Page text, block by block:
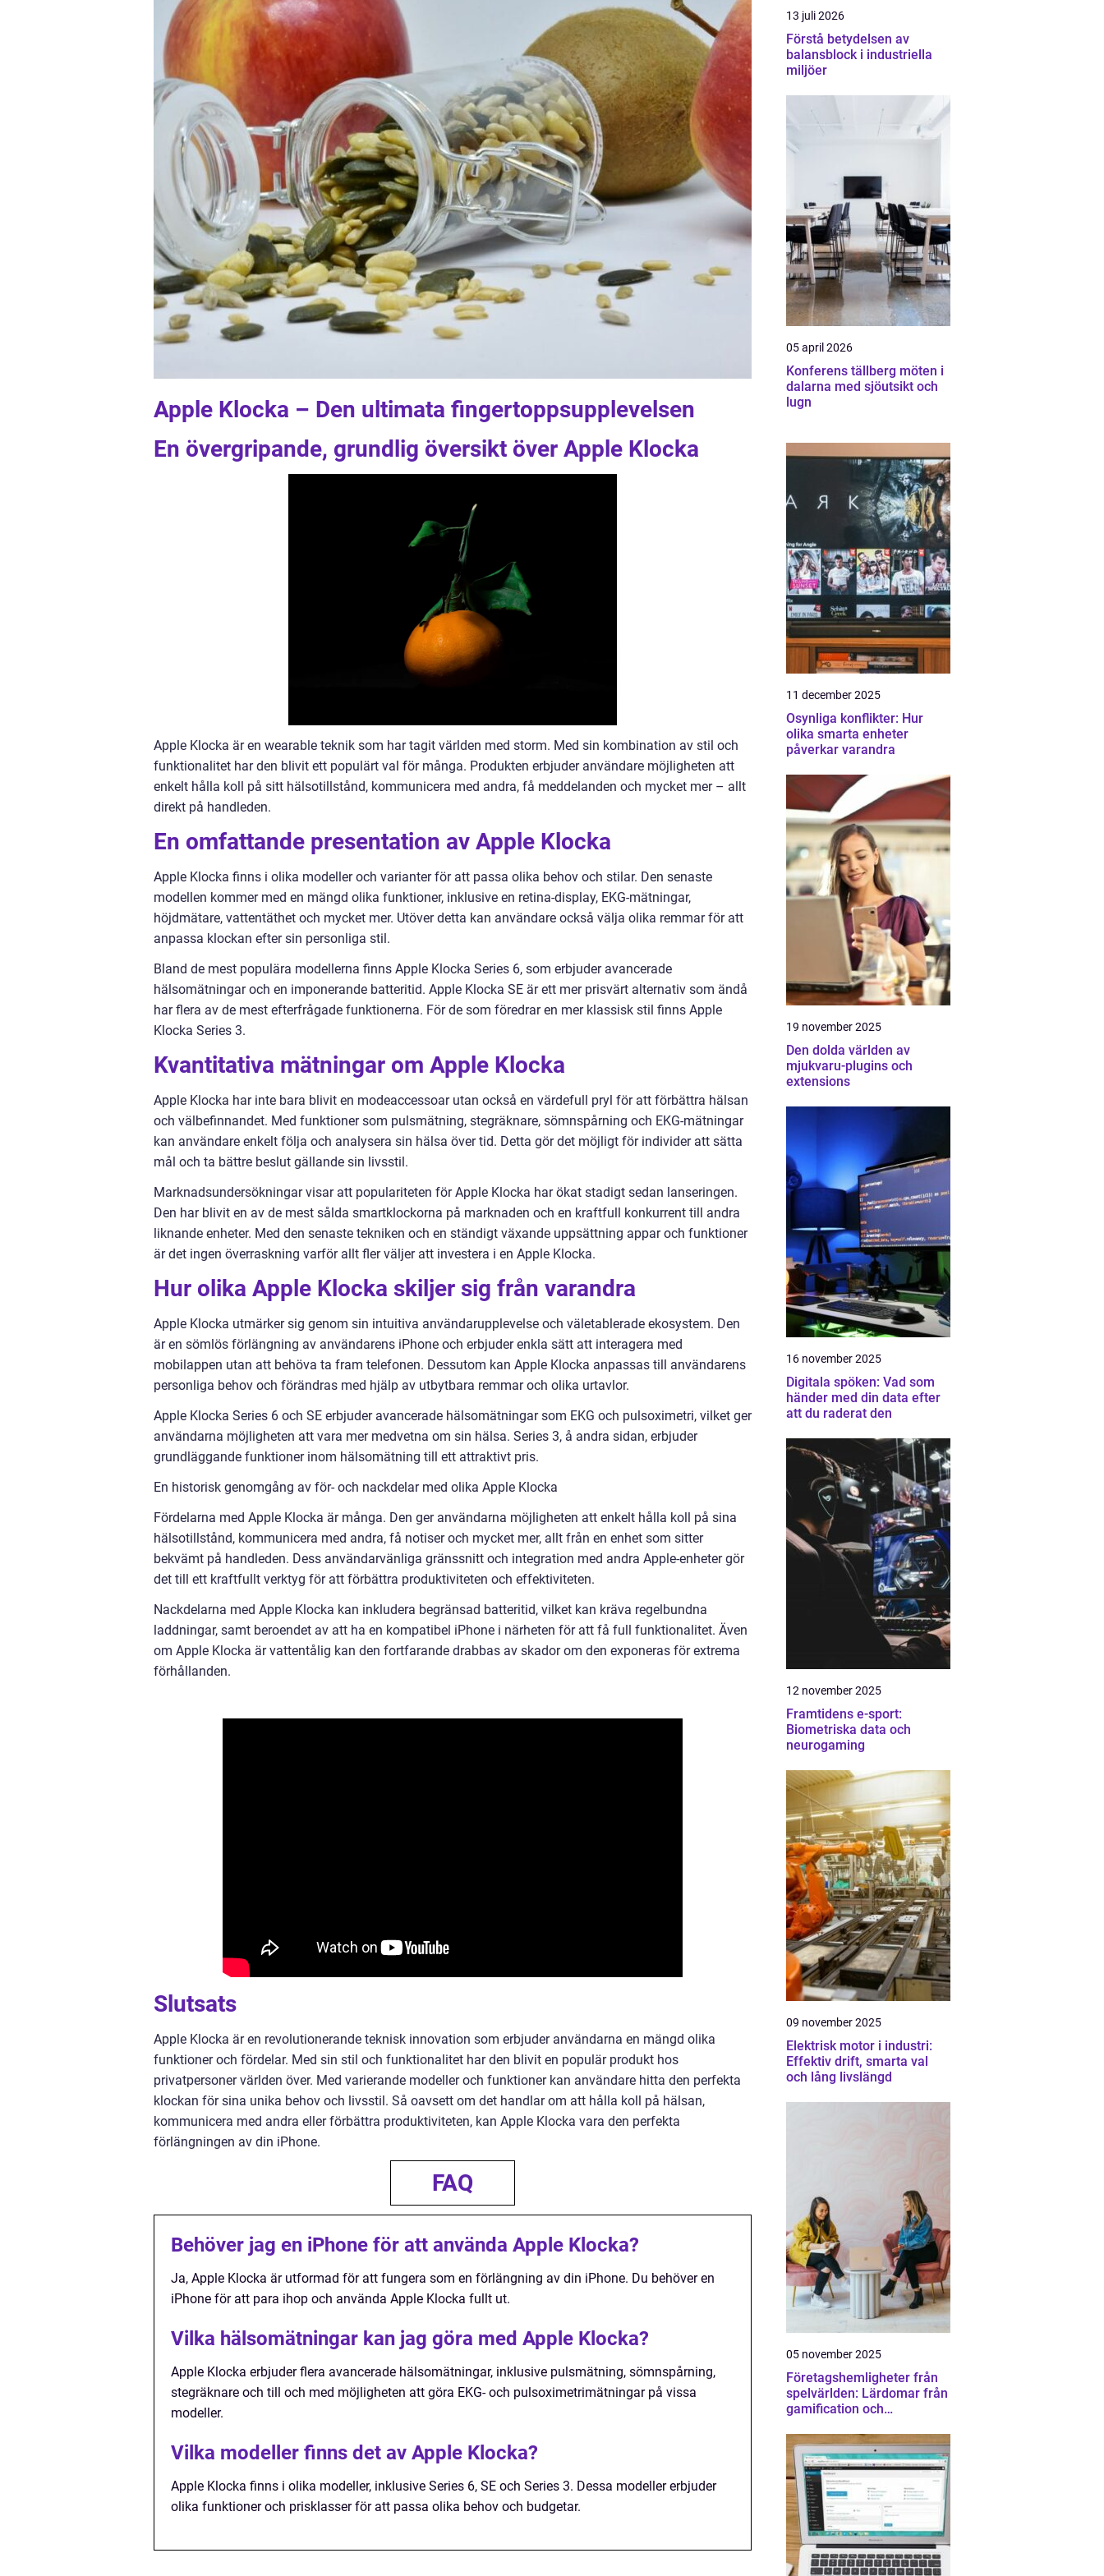
Apple Klocka – Den ultimata fingertoppsupplevelsen
En övergripande, grundlig översikt över Apple Klocka
Apple Klocka är en wearable teknik som har tagit världen med storm. Med sin kombination av stil och
funktionalitet har den blivit ett populärt val för många. Produkten erbjuder användare möjligheten att
enkelt hålla koll på sitt hälsotillstånd, kommunicera med andra, få meddelanden och mycket mer – allt
direkt på handleden.
En omfattande presentation av Apple Klocka
Apple Klocka finns i olika modeller och varianter för att passa olika behov och stilar. Den senaste
modellen kommer med en mängd olika funktioner, inklusive en retina-display, EKG-mätningar,
höjdmätare, vattentäthet och mycket mer. Utöver detta kan användare också välja olika remmar för att
anpassa klockan efter sin personliga stil.
Bland de mest populära modellerna finns Apple Klocka Series 6, som erbjuder avancerade
hälsomätningar och en imponerande batteritid. Apple Klocka SE är ett mer prisvärt alternativ som ändå
har flera av de mest efterfrågade funktionerna. För de som föredrar en mer klassisk stil finns Apple
Klocka Series 3.
Kvantitativa mätningar om Apple Klocka
Apple Klocka har inte bara blivit en modeaccessoar utan också en värdefull pryl för att förbättra hälsan
och välbefinnandet. Med funktioner som pulsmätning, stegräknare, sömnspårning och EKG-mätningar
kan användare enkelt följa och analysera sin hälsa över tid. Detta gör det möjligt för individer att sätta
mål och ta bättre beslut gällande sin livsstil.
Marknadsundersökningar visar att populariteten för Apple Klocka har ökat stadigt sedan lanseringen.
Den har blivit en av de mest sålda smartklockorna på marknaden och en kraftfull konkurrent till andra
liknande enheter. Med den senaste tekniken och en ständigt växande uppsättning appar och funktioner
är det ingen överraskning varför allt fler väljer att investera i en Apple Klocka.
Hur olika Apple Klocka skiljer sig från varandra
Apple Klocka utmärker sig genom sin intuitiva användarupplevelse och väletablerade ekosystem. Den
är en sömlös förlängning av användarens iPhone och erbjuder enkla sätt att interagera med
mobilappen utan att behöva ta fram telefonen. Dessutom kan Apple Klocka anpassas till användarens
personliga behov och förändras med hjälp av utbytbara remmar och olika urtavlor.
Apple Klocka Series 6 och SE erbjuder avancerade hälsomätningar som EKG och pulsoximetri, vilket ger
användarna möjligheten att vara mer medvetna om sin hälsa. Series 3, å andra sidan, erbjuder
grundläggande funktioner inom hälsomätning till ett attraktivt pris.
En historisk genomgång av för- och nackdelar med olika Apple Klocka
Fördelarna med Apple Klocka är många. Den ger användarna möjligheten att enkelt hålla koll på sina
hälsotillstånd, kommunicera med andra, få notiser och mycket mer, allt från en enhet som sitter
bekvämt på handleden. Dess användarvänliga gränssnitt och integration med andra Apple-enheter gör
det till ett kraftfullt verktyg för att förbättra produktiviteten och effektiviteten.
Nackdelarna med Apple Klocka kan inkludera begränsad batteritid, vilket kan kräva regelbundna
laddningar, samt beroendet av att ha en kompatibel iPhone i närheten för att få full funktionalitet. Även
om Apple Klocka är vattentålig kan den fortfarande drabbas av skador om den exponeras för extrema
förhållanden.
Slutsats
Apple Klocka är en revolutionerande teknisk innovation som erbjuder användarna en mängd olika
funktioner och fördelar. Med sin stil och funktionalitet har den blivit en populär produkt hos
privatpersoner världen över. Med varierande modeller och funktioner kan användare hitta den perfekta
klockan för sina unika behov och livsstil. Så oavsett om det handlar om att hålla koll på hälsan,
kommunicera med andra eller förbättra produktiviteten, kan Apple Klocka vara den perfekta
förlängningen av din iPhone.
FAQ
Behöver jag en iPhone för att använda Apple Klocka?
Ja, Apple Klocka är utformad för att fungera som en förlängning av din iPhone. Du behöver en
iPhone för att para ihop och använda Apple Klocka fullt ut.
Vilka hälsomätningar kan jag göra med Apple Klocka?
Apple Klocka erbjuder flera avancerade hälsomätningar, inklusive pulsmätning, sömnspårning,
stegräknare och till och med möjligheten att göra EKG- och pulsoximetrimätningar på vissa
modeller.
Vilka modeller finns det av Apple Klocka?
Apple Klocka finns i olika modeller, inklusive Series 6, SE och Series 3. Dessa modeller erbjuder
olika funktioner och prisklasser för att passa olika behov och budgetar.
13 juli 2026
Förstå betydelsen av
balansblock i industriella
miljöer
05 april 2026
Konferens tällberg möten i
dalarna med sjöutsikt och
lugn
11 december 2025
Osynliga konflikter: Hur
olika smarta enheter
påverkar varandra
19 november 2025
Den dolda världen av
mjukvaru-plugins och
extensions
16 november 2025
Digitala spöken: Vad som
händer med din data efter
att du raderat den
12 november 2025
Framtidens e-sport:
Biometriska data och
neurogaming
09 november 2025
Elektrisk motor i industri:
Effektiv drift, smarta val
och lång livslängd
05 november 2025
Företagshemligheter från
spelvärlden: Lärdomar från
gamification och